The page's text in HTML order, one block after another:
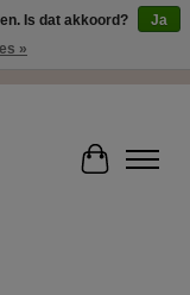
dit zeker aan in je
Is dat akkoord?
Ja
»